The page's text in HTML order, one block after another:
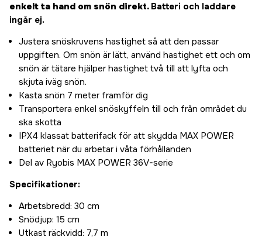
enkelt ta hand om snön direkt. Batteri och laddare
ingår ej.
Justera snöskruvens hastighet så att den passar
uppgiften. Om snön är lätt, använd hastighet ett och om
snön är tätare hjälper hastighet två till att lyfta och
skjuta iväg snön.
Kasta snön 7 meter framför dig
Transportera enkel snöskyffeln till och från området du
ska skotta
IPX4 klassat batterifack för att skydda MAX POWER
batteriet när du arbetar i våta förhållanden
Del av Ryobis MAX POWER 36V-serie
Specifikationer:
Arbetsbredd: 30 cm
Snödjup: 15 cm
Utkast räckvidd: 7,7 m